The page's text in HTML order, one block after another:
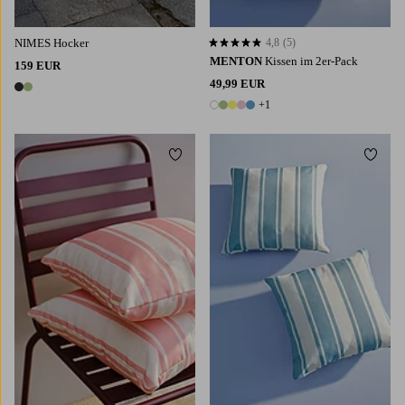
NIMES Hocker
159 EUR
2 Farben
MENTON Kissen im 2er-Pack
49,99 EUR
6 Farben
+1
4,8 basierend auf 5 Bewertungen
4,8 (5)
Zu Favoriten hinzufügen Zu